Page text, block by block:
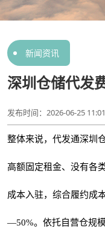
新闻资讯
深圳仓储代发
发布时间：2026-06-25
整体来说，代发通深圳
高额固定租金、没有各
成本入驻，综合履约成
—50%。依托自营仓规